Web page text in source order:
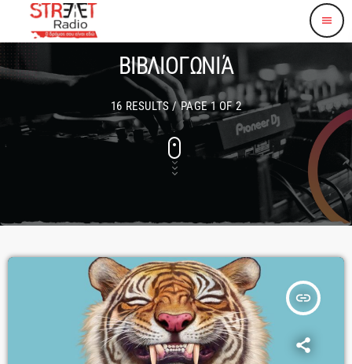
menu
ΒΙΒΛΙΟΓΩΝΙΆ
16 RESULTS / PAGE 1 OF 2
insert_link